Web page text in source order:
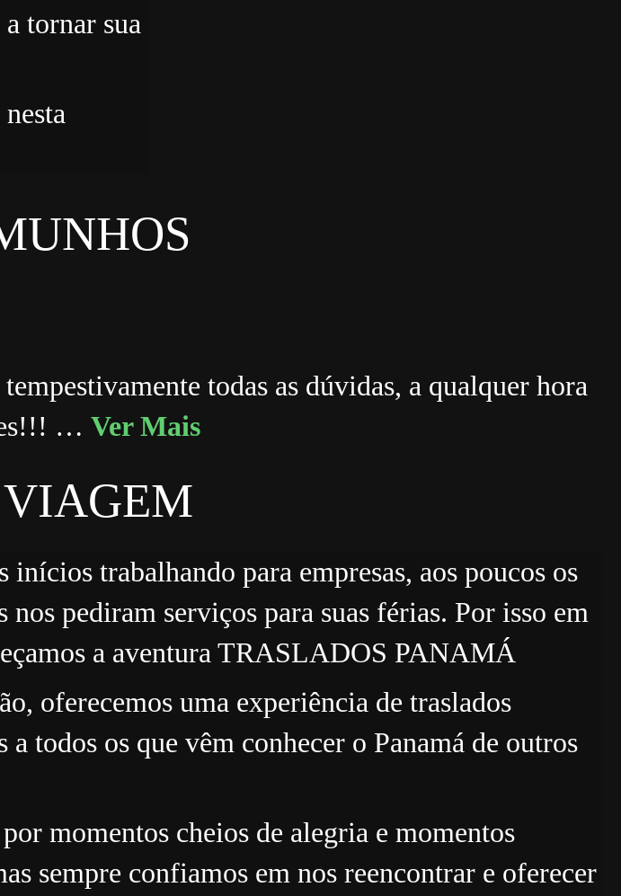
tornar sua
todas as dúvidas, a qualquer hora
… Ver Mais
VIAGEM
inícios trabalhando para empresas, aos poucos os
nos pediram serviços para suas férias. Por isso em
a aventura TRASLADOS PANAMÁ
oferecemos uma experiência de traslados
a todos os que vêm conhecer o Panamá de outros
por momentos cheios de alegria e momentos
sempre confiamos em nos reencontrar e oferecer